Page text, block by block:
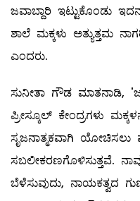
ಜವಾಬ್ದಾರಿ ಇಟ್ಟುಕೊಂಡು
ಶಾಲೆ ಮಕ್ಕಳು ಅತ್ಯುತ್ತಮ
ಎಂದರು.
ಸುನೀತಾ ಗೌಡ
ಪ್ರೀಸ್ಕೂಲ್ ಕೇಂದ್ರಗಳು
ಸೃಜನಾತ್ಮಕವಾಗಿ ಯೋಚಿಸಲು
ಸಬಲೀಕರಣಗೊಳಿಸುತ್ತವೆ.
ಬೆಳೆಸುವುದು, ನಾಯಕತ್ವದ